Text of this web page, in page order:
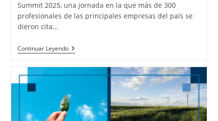
Summit 2025, una jornada en la que más de 300
profesionales de las principales empresas del país se
dieron cita…
Continuar Leyendo